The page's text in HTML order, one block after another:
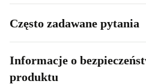
Często zadawane pytania
Informacje o
produktu